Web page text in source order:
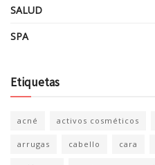
SALUD
SPA
Etiquetas
acné activos cosméticos
arrugas cabello cara